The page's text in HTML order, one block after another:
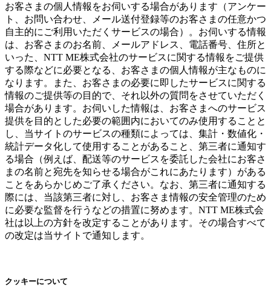
お客さまの個人情報をお伺いする場合があります（アンケー
ト、お問い合わせ、メール送付登録等のお客さまの任意かつ
自主的にご利用いただくサービスの場合）。お伺いする情報
は、お客さまのお名前、メールアドレス、電話番号、住所と
いった、NTT ME株式会社のサービスに関する情報をご提供
する際などに必要となる、お客さまの個人情報が主なものに
なります。また、お客さまの必要に即したサービスに関する
情報のご提供等の目的で、それ以外の質問をさせていただく
場合があります。お伺いした情報は、お客さまへのサービス
提供を目的とした必要の範囲内においてのみ使用することと
し、当サイトのサービスの種類によっては、集計・数値化・
統計データ化して使用することがあること、第三者に通知す
る場合（例えば、配送等のサービスを委託した会社にお客さ
まの名前と宛先を知らせる場合がこれにあたります）がある
ことをあらかじめご了承ください。なお、第三者に通知する
際には、当該第三者に対し、お客さま情報の安全管理のため
に必要な監督を行うなどの措置に努めます。NTT ME株式会
社は以上の方針を改定することがあります。その場合すべて
の改定は当サイトで通知します。
クッキーについて